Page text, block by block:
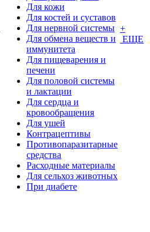
Для кожи
Для костей и суставов
Для нервной системы
Для обмена веществ и
иммунитета
Для пищеварения и
печени
Для половой системы
и лактации
Для сердца и
кровообращения
Для ушей
Контрацептивы
Противопаразитарные
средства
Расходные материалы
Для сельхоз животных
При диабете
+
ЕЩЕ